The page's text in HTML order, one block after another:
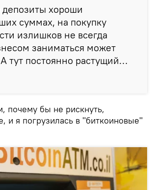
депозиты хороши
суммах, на покупку
излишков не всегда
заниматься может
тут постоянно растущий…
почему бы не рискнуть,
и я погрузилась в "биткоиновые"